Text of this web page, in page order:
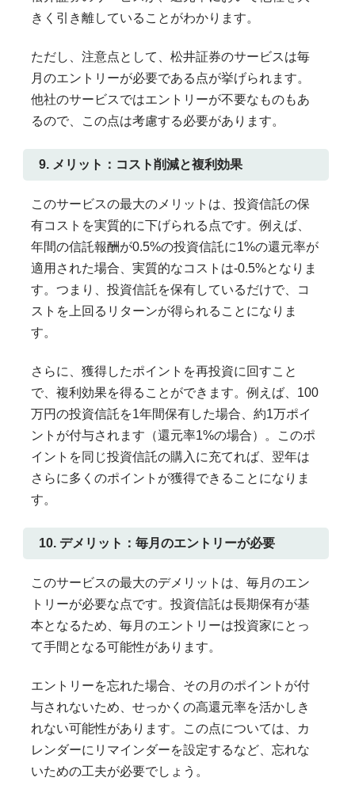
きく引き離していることがわかります。
ただし、注意点として、松井証券のサービスは毎
月のエントリーが必要である点が挙げられます。
他社のサービスではエントリーが不要なものもあ
るので、この点は考慮する必要があります。
9. メリット：コスト削減と複利効果
このサービスの最大のメリットは、投資信託の保
有コストを実質的に下げられる点です。例えば、
年間の信託報酬が0.5%の投資信託に1%の還元率が
適用された場合、実質的なコストは-0.5%となりま
す。つまり、投資信託を保有しているだけで、コ
ストを上回るリターンが得られることになりま
す。
さらに、獲得したポイントを再投資に回すこと
で、複利効果を得ることができます。例えば、100
万円の投資信託を1年間保有した場合、約1万ポイ
ントが付与されます（還元率1%の場合）。このポ
イントを同じ投資信託の購入に充てれば、翌年は
さらに多くのポイントが獲得できることになりま
す。
10. デメリット：毎月のエントリーが必要
このサービスの最大のデメリットは、毎月のエン
トリーが必要な点です。投資信託は長期保有が基
本となるため、毎月のエントリーは投資家にとっ
て手間となる可能性があります。
エントリーを忘れた場合、その月のポイントが付
与されないため、せっかくの高還元率を活かしき
れない可能性があります。この点については、カ
レンダーにリマインダーを設定するなど、忘れな
いための工夫が必要でしょう。